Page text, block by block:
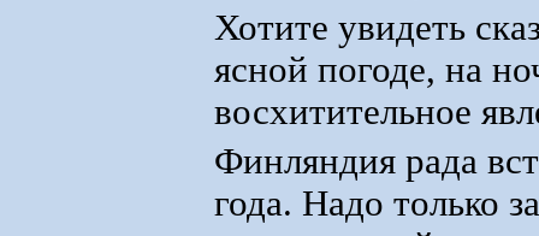
Хотите увидеть
ясной погоде, на
восхитительное
Финляндия рада
года. Надо только